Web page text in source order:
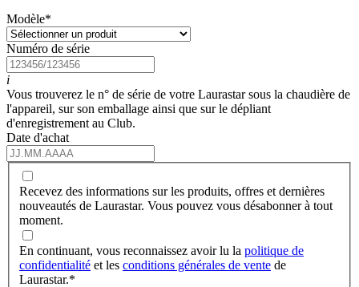
Modèle*
Numéro de série
i
Vous trouverez le n° de série de votre Laurastar sous la chaudière de
l'appareil, sur son emballage ainsi que sur le dépliant
d'enregistrement au Club.
Date d'achat
Recevez des informations sur les produits, offres et dernières
nouveautés de Laurastar. Vous pouvez vous désabonner à tout
moment.
En continuant, vous reconnaissez avoir lu la politique de
confidentialité et les conditions générales de vente de
Laurastar.*